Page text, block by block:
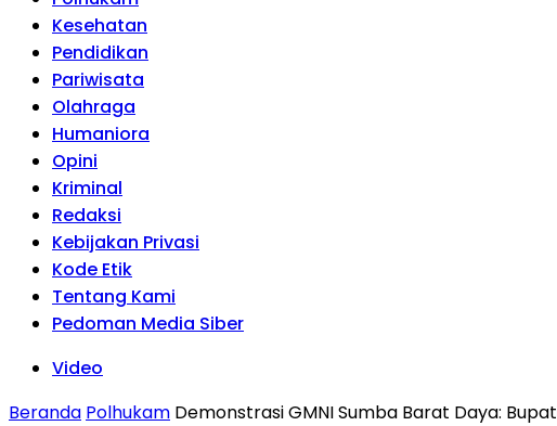
Kesehatan
Pendidikan
Pariwisata
Olahraga
Humaniora
Opini
Kriminal
Redaksi
Kebijakan Privasi
Kode Etik
Tentang Kami
Pedoman Media Siber
Video
Beranda Polhukam Demonstrasi GMNI Sumba Barat Daya: